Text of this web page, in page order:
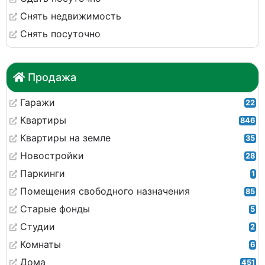
Снять недвижимость
Снять посуточно
Продажа
Гаражи 22
Квартиры 846
Квартиры на земле 35
Новостройки 28
Паркинги 1
Помещения свободного назначения 85
Старые фонды 5
Студии 2
Комнаты 6
Дома 451